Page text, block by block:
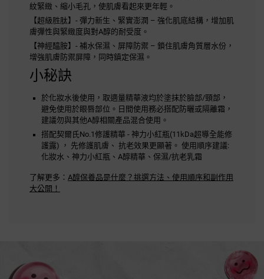
紋緊緻、縮小毛孔，使肌膚看起來更年輕。
【超級胜肽】- 彈力新生、緊實澎潤 – 強化肌底結構，增加肌
膚彈性與緊緻度與對A醇的耐受度。
【神經醯胺】- 補水保濕、屏障防禦 – 鎖住肌膚角質層水份，
增強肌膚防禦屏障，同時鎮定保濕。
小秘訣
於化妝水後使用，取適量精華液均於塗抹於臉部/頸部，
避免使用於眼唇部位。日間使用務必搭配防曬或隔離霜，
建議勿與其他A醇相關產品混合使用。
搭配契爾氏No.1修護精華 - 神力小紅瓶(11kDa超導全能修
護露) ， 先修護肌膚、 抗老效果更顯著。 使用順序建議:
化妝水、神力小紅瓶、A醇精華、保濕/抗老乳霜
了解更多： A醇保養品是什麼？挑選方法、使用順序和副作用
大公開！​